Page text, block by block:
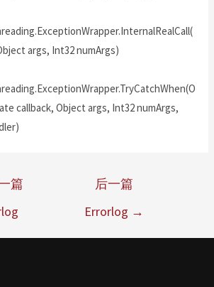
args, Int32 numArgs)
callback, Object args, Int32 numArgs,
篇
后一篇
Errorlog →